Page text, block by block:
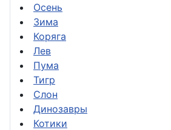
Осень
Зима
Коряга
Лев
Пума
Тигр
Слон
Динозавры
Котики